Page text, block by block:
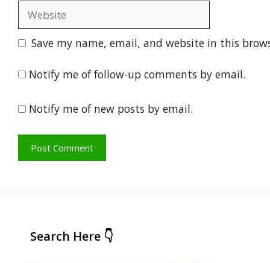
Website
Save my name, email, and website in this
Notify me of follow-up comments by email.
Notify me of new posts by email.
Search Here 👇